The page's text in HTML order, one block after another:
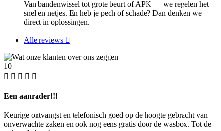
Van bandenwissel tot grote beurt of APK — we regelen het
snel en netjes. En heb je pech of schade? Dan denken we
direct in oplossingen.
Alle reviews
10
Een aanrader!!!
Keurige ontvangst en telefonisch goed op de hoogte gebracht van
onverwachte zaken en ook nog eens gratis door de wasbox. Tot de